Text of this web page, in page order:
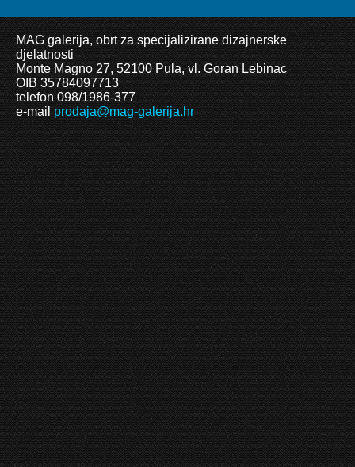
MAG galerija, obrt za specijalizirane dizajnerske
djelatnosti
Monte Magno 27, 52100 Pula, vl. Goran Lebinac
OIB 35784097713
telefon 098/1986-377
e-mailprodaja@mag-galerija.hr